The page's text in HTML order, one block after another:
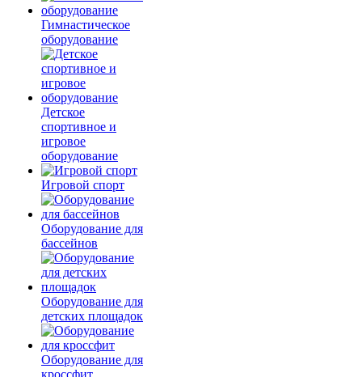
Гимнастическое
оборудование
Детское
спортивное и
игровое
оборудование
Игровой спорт
Оборудование для
бассейнов
Оборудование для
детских площадок
Оборудование для
кроссфит